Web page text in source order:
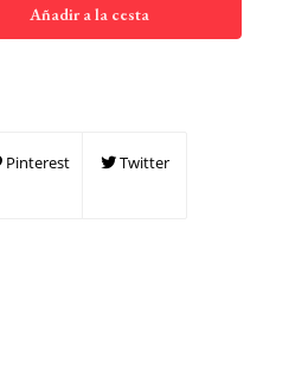
Añadir a la cesta
Pinterest Twitter